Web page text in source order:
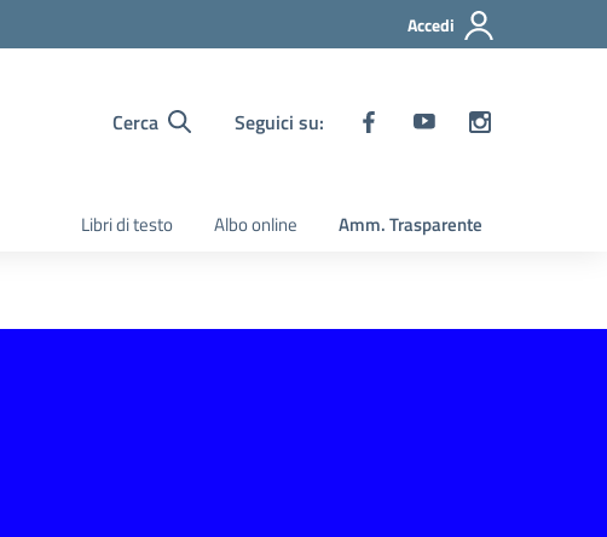
Accedi
Cerca Seguici su:
Libri di testo Albo online Amm. Trasparente